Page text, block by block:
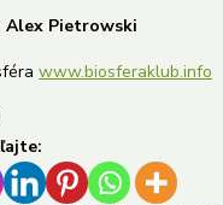
Alex Pietrowski
www.biosferaklub.info